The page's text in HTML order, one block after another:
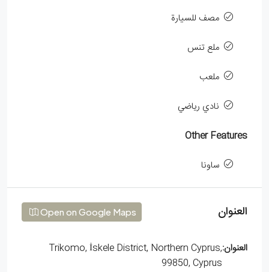
مصف للسيارة
ملع تنس
ملعب
نادي رياضي
Other Features
ساونا
العنوان Open on Google Maps
العنوان:Trikomo, İskele District, Northern Cyprus,
99850, Cyprus